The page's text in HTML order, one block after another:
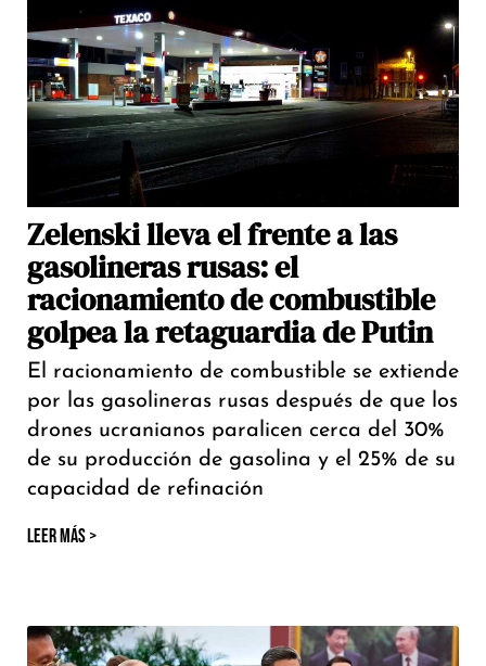
Zelenski lleva el frente a las
gasolineras rusas: el
racionamiento de combustible
golpea la retaguardia de Putin
El racionamiento de combustible se extiende
por las gasolineras rusas después de que los
drones ucranianos paralicen cerca del 30%
de su producción de gasolina y el 25% de su
capacidad de refinación
LEER MÁS >